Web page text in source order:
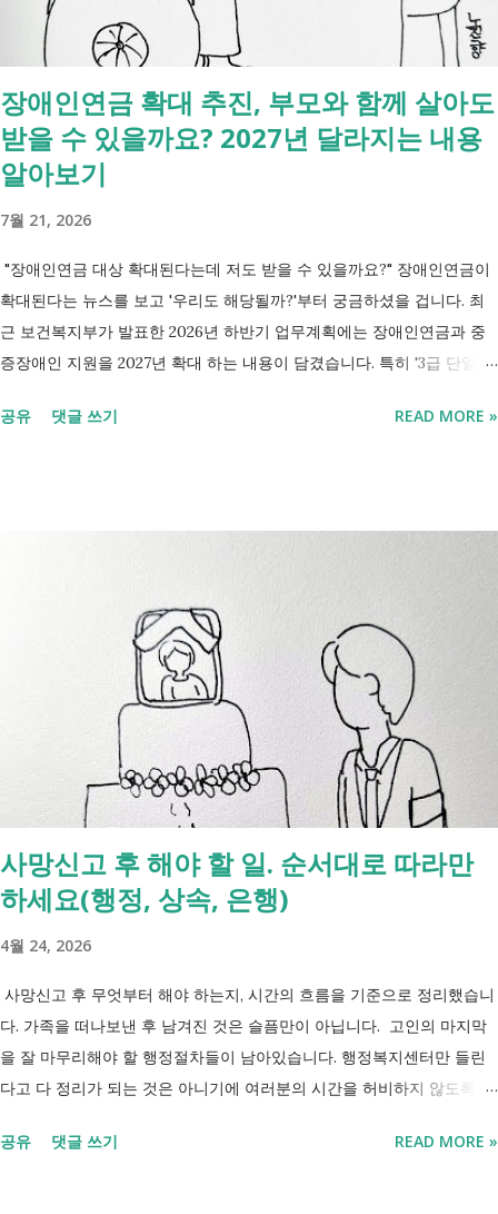
장애인연금 확대 추진, 부모와 함께 살아도
받을 수 있을까요? 2027년 달라지는 내용
알아보기
7월 21, 2026
"장애인연금 대상 확대된다는데 저도 받을 수 있을까요?" 장애인연금이
확대된다는 뉴스를 보고 '우리도 해당될까?'부터 궁금하셨을 겁니다. 최
근 보건복지부가 발표한 2026년 하반기 업무계획에는 장애인연금과 중
증장애인 지원을 2027년 확대 하는 내용이 담겼습니다. 특히 '3급 단일장
포함되면서 많은 분들이 관심을 갖고 있습니다. 이번 글에서는 장애인과
니다. 정부 업무계획 내용 추진 시기 3급 단일장애까지 장애인연금 지급
2027년 중증장애인 생계급여 부양의무자 기준 폐지 2027년 하반기 활동
지원서비스 65세 이후 선택권 보장 2027년 7월 최중증 발달장애인 24시
간 긴급돌봄 확대 확대 추진 장애인 공공일자리 지속 확대 계속 추진 ※
업무계획에 담긴 내용으로, 법 개정과 예산 반영 등을 거쳐 시행될 예정
입니다. 부모와 함께 살아도 장애인연금을 받을 수 있을까요? 이번 보건
복지부 업무계획이 발표된 뒤 많은 분들이 질문하셨습니다. "부모와 같이
살면 장애인연금을 받을 수 없나요?" "혼자 살아야만 받을 수 있는 건가
요?" 결론부터 말씀드리면 부모와 함께 거주한다는 이유만으로 장애인연
금을 받을 수 없는 것은 아닙니다. 많은 분들이 이번 업무계획에 포함된
로 생각하기 쉽지만, 두 제도는 지급 기준이 서로 다릅니다. 구분 장애인
연금 생계급여 목적 장애로 인한 ...
공유 댓글 쓰기 READ MORE »
사망신고 후 해야 할 일. 순서대로 따라만
하세요(행정, 상속, 은행)
4월 24, 2026
사망신고 후 무엇부터 해야 하는지, 시간의 흐름을 기준으로 정리했습니
다. 가족을 떠나보낸 후 남겨진 것은 슬픔만이 아닙니다. 고인의 마지막
을 잘 마무리해야 할 행정절차들이 남아있습니다. 행정복지센터만 들린
다고 다 정리가 되는 것은 아니기에 여러분의 시간을 허비하지 않도록 정
처리까지 이 흐름만 따라가시면 됩니다. 장례 후 행정 절차 타임라인 장
공유 댓글 쓰기 READ MORE »